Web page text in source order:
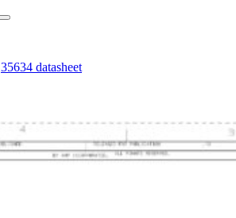
35634 datasheet